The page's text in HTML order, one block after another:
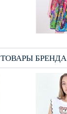
ТОВАРЫ БРЕНДА